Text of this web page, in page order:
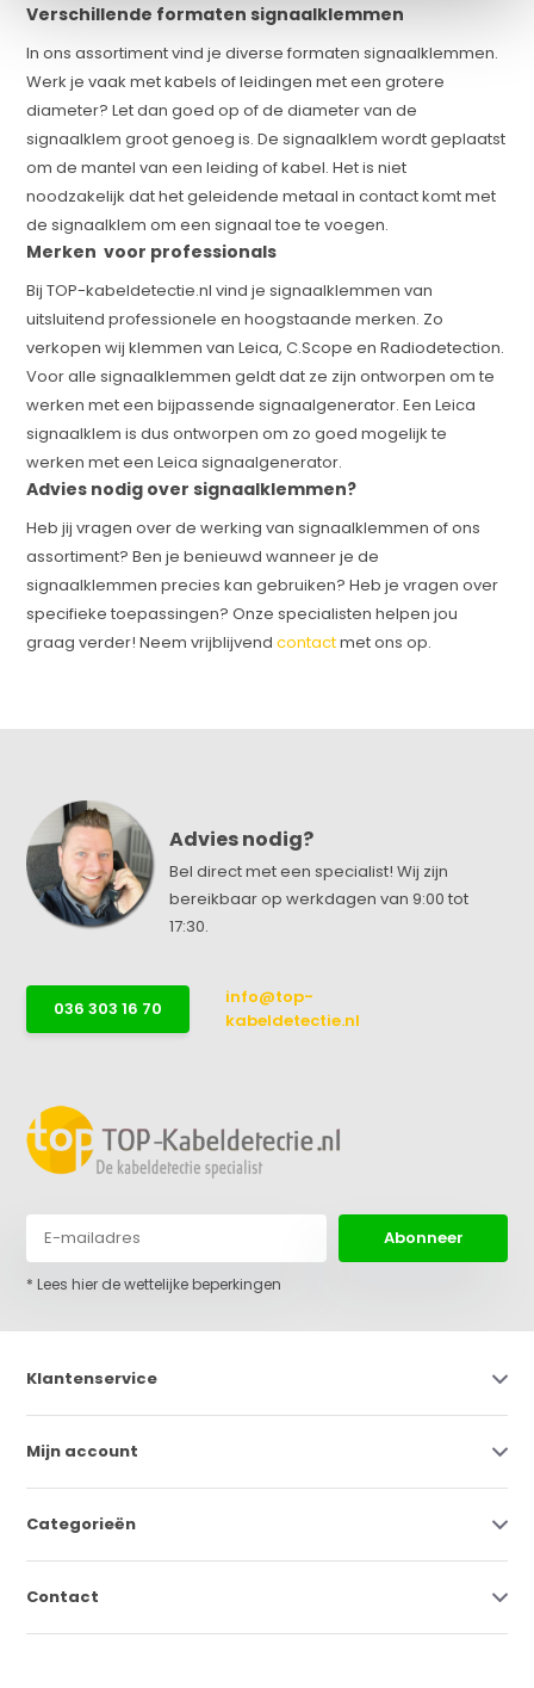
Verschillende formaten signaalklemmen
In ons assortiment vind je diverse formaten signaalklemmen.
Werk je vaak met kabels of leidingen met een grotere
diameter? Let dan goed op of de diameter van de
signaalklem groot genoeg is. De signaalklem wordt geplaatst
om de mantel van een leiding of kabel. Het is niet
noodzakelijk dat het geleidende metaal in contact komt met
de signaalklem om een signaal toe te voegen.
Merken voor professionals
Bij TOP-kabeldetectie.nl vind je signaalklemmen van
uitsluitend professionele en hoogstaande merken. Zo
verkopen wij klemmen van Leica, C.Scope en Radiodetection.
Voor alle signaalklemmen geldt dat ze zijn ontworpen om te
werken met een bijpassende signaalgenerator. Een Leica
signaalklem is dus ontworpen om zo goed mogelijk te
werken met een Leica signaalgenerator.
Advies nodig over signaalklemmen?
Heb jij vragen over de werking van signaalklemmen of ons
assortiment? Ben je benieuwd wanneer je de
signaalklemmen precies kan gebruiken? Heb je vragen over
specifieke toepassingen? Onze specialisten helpen jou
graag verder! Neem vrijblijvendcontactmet ons op.
Advies nodig?
Bel direct met een specialist! Wij zijn
bereikbaar op werkdagen van 9:00 tot
17:30.
036 303 16 70
info@top-
kabeldetectie.nl
Abonneer
* Lees hier de wettelijke beperkingen
Klantenservice
Mijn account
Categorieën
Contact